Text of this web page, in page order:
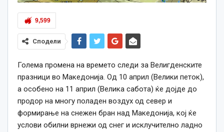
9,599
Сподели
Голема промена на времето следи за Велигденските
празници во Македонија. Од 10 април (Велики петок),
а особено на 11 април (Велика сабота) ќе дојде до
продор на многу поладен воздух од север и
формирање на снежен бран над Македонија, кој ќе
услови обилни врнежи од снег и исклучително ладно